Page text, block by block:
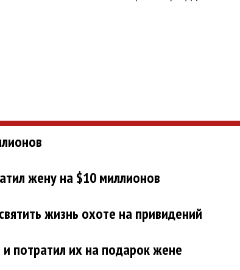
жену на $10 миллионов
жизнь охоте на привидений
потратил их на подарок жене